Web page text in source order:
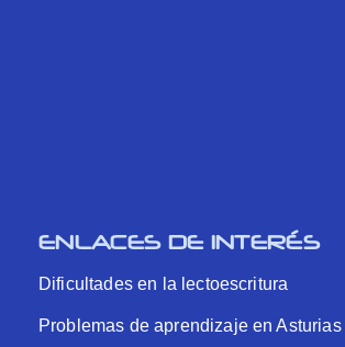
ENLACES DE INTERÉS
Dificultades en la lectoescritura
Problemas de aprendizaje en Asturias